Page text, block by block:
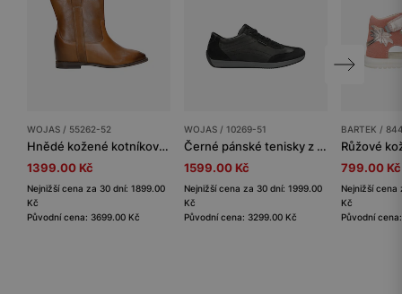
WOJAS / 55262-52
Hnědé kožené kotníkové boty se skrytým klínem
1399.00 Kč
Nejnižší cena za 30 dní: 1899.00
Kč
Původní cena: 3699.00 Kč
WOJAS / 10269-51
Černé pánské tenisky z kombinovaných kůží
1599.00 Kč
Nejnižší cena za 30 dní: 1999.00
Kč
Původní cena: 3299.00 Kč
BARTEK /
799.00 Kč
Nejnižší cena
Kč
Původní